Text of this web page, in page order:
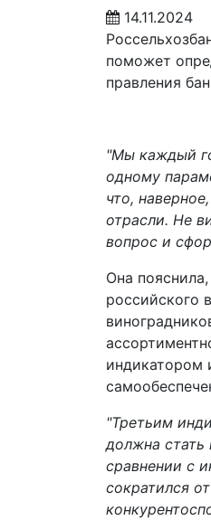
14.11.2024
поможет
правления
"Мы каждый
одному
что,
отрасли. Не
вопрос и
Она
российского
индикатором
"Третьим
должна стать
сравнении с
сократился